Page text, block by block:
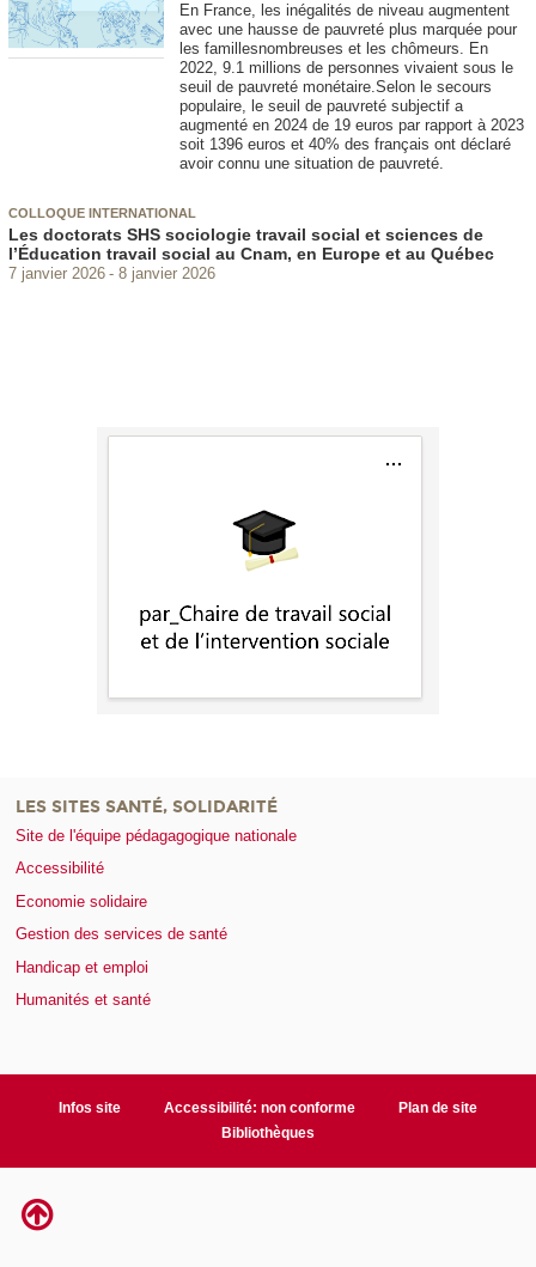
En France, les inégalités de niveau augmentent
avec une hausse de pauvreté plus marquée pour
les famillesnombreuses et les chômeurs. En
2022, 9.1 millions de personnes vivaient sous le
seuil de pauvreté monétaire.Selon le secours
populaire, le seuil de pauvreté subjectif a
augmenté en 2024 de 19 euros par rapport à 2023
soit 1396 euros et 40% des français ont déclaré
avoir connu une situation de pauvreté.
COLLOQUE INTERNATIONAL
Les doctorats SHS sociologie travail social et sciences de
l’Éducation travail social au Cnam, en Europe et au Québec
7 janvier 2026 8 janvier 2026
LES SITES SANTÉ, SOLIDARITÉ
Site de l'équipe pédagagogique nationale
Accessibilité
Economie solidaire
Gestion des services de santé
Handicap et emploi
Humanités et santé
Infos site Accessibilité: non conforme
Plan de site
Bibliothèques